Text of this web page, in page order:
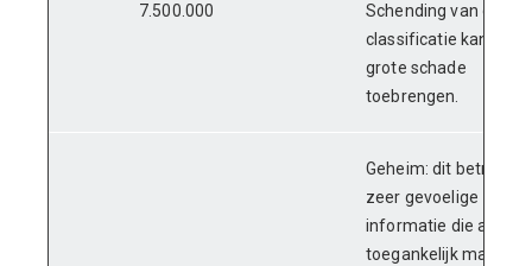
7.500.000
Schending van deze
classificatie kan zeer
grote schade
toebrengen.
Geheim: dit betreft
zeer gevoelige
informatie die alleen
toegankelijk mag zijn